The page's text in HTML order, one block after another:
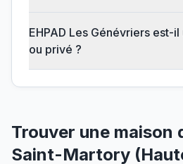
EHPAD Les Génévriers est-il un EHPAD public
ou privé ?
Trouver une maison
Saint-Martory (